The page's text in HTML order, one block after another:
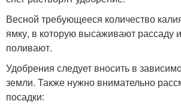
Весной требующееся количество
ямку, в которую высаживают рассаду
поливают.
Удобрения следует вносить в
земли. Также нужно внимательно
посадки: